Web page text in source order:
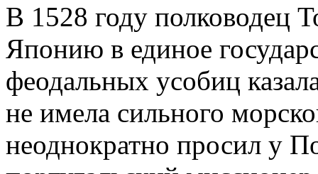
В 1528 году полководец
Японию в единое
феодальных усобиц
не имела сильного
неоднократно просил у